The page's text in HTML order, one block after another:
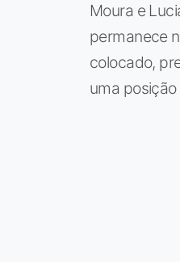
Moura e
permanece
colocado,
uma